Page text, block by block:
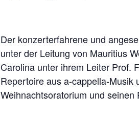
Der konzerterfahrene und
unter der Leitung von Mauritius
Carolina unter ihrem Leiter Prof.
Repertoire aus a-cappella-
Weihnachtsoratorium und seinen